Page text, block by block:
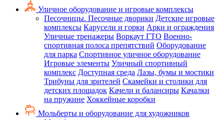
Уличное оборудование и игровые комплексы
Песочницы. Песочные дворики Детские игровые
комплексы Карусели и горки Арки и ограждения
Уличные тренажеры Воркаут ГТО Военно-
спортивная полоса препятствий Оборудование
для парка Спортивное уличное оборудование
Игровые элементы Уличный спортивный
комплекс Доступная среда Лазы, бумы и мостики
Трибуны для зрителей Скамейки и столики для
детских площадок Качели и балансиры Качалки
на пружине Хоккейные коробки
Мольберты и оборудование для художников